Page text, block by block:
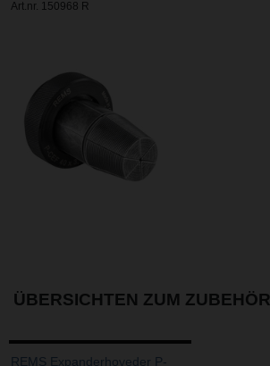
Art.nr. 150968 R
ÜBERSICHTEN ZUM ZUBEHÖR
REMS Expanderhoveder P-